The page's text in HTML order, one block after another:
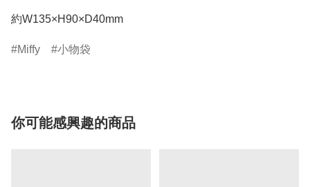
約W135×H90×D40mm
Miffy 小物袋
你可能感興趣的商品